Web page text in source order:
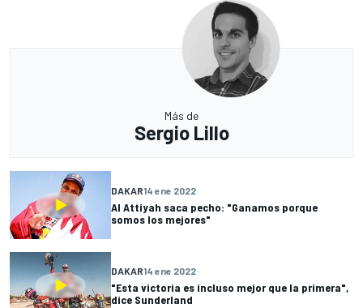
Más de
Sergio Lillo
DAKAR14 ene 2022
Al Attiyah saca pecho: "Ganamos porque
somos los mejores"
DAKAR14 ene 2022
"Esta victoria es incluso mejor que la primera",
dice Sunderland